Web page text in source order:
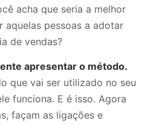
acha que seria a melhor
aquelas pessoas a adotar
de vendas?
apresentar o método.
que vai ser utilizado no seu
funciona. E é isso. Agora
façam as ligações e